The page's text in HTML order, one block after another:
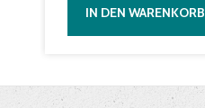
IN DEN WARENKORB